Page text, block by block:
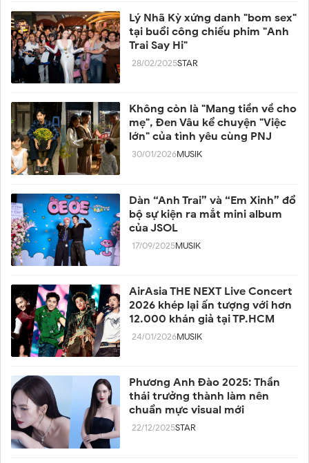
Lý Nhã Kỳ xứng danh "bom sex"
tại buổi công chiếu phim "Anh
Trai Say Hi"
28/02/2025STAR
Không còn là "Mang tiền về cho
mẹ", Đen Vâu kể chuyện "Việc
lớn" của tình yêu cùng PNJ
30/01/2026MUSIK
Dàn “Anh Trai” và “Em Xinh” đổ
bộ sự kiện ra mắt mini album
của JSOL
17/09/2025MUSIK
AirAsia THE NEXT Live Concert
2026 khép lại ấn tượng với hơn
12.000 khán giả tại TP.HCM
24/01/2026MUSIK
Phương Anh Đào 2025: Thần
thái trưởng thành làm nên
chuẩn mực visual mới
22/12/2025STAR